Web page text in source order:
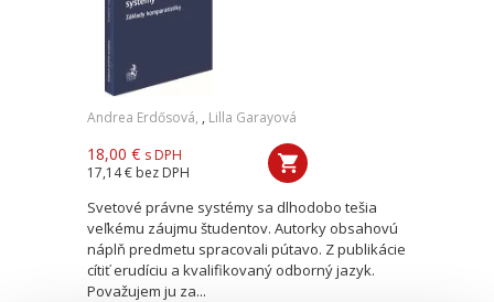
Andrea Erdősová, , Lilla Garayová
18,00 € s DPH
17,14 € bez DPH
Svetové právne systémy sa dlhodobo tešia
veľkému záujmu študentov. Autorky obsahovú
náplň predmetu spracovali pútavo. Z publikácie
cítiť erudíciu a kvalifikovaný odborný jazyk.
Považujem ju za...